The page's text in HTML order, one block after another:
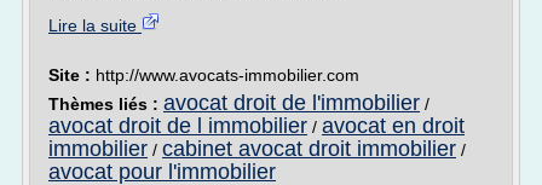
Lire la suite
Site : http://www.avocats-immobilier.com
Thèmes liés : avocat droit de l'immobilier /
avocat droit de l immobilier / avocat en droit
immobilier / cabinet avocat droit immobilier /
avocat pour l'immobilier